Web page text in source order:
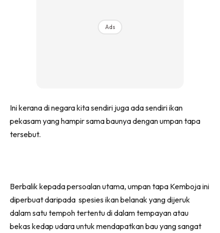
Ads
Ini kerana di negara kita sendiri juga ada sendiri ikan
pekasam yang hampir sama baunya dengan umpan tapa
tersebut.
Berbalik kepada persoalan utama, umpan tapa Kemboja ini
diperbuat daripada spesies ikan belanak yang dijeruk
dalam satu tempoh tertentu di dalam tempayan atau
bekas kedap udara untuk mendapatkan bau yang sangat